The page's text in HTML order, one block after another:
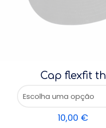
Cap flexfit th
10,00 €